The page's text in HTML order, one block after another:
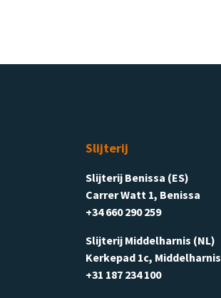
Slijterij
Slijterij Benissa (ES)
Carrer Watt 1, Benissa
+34 660 290 259
Slijterij Middelharnis (NL)
Kerkepad 1c, Middelharnis
+31 187 234 100